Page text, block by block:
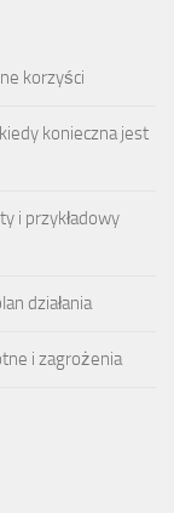
korzyści
konieczna jest
i przykładowy
działania
i zagrożenia